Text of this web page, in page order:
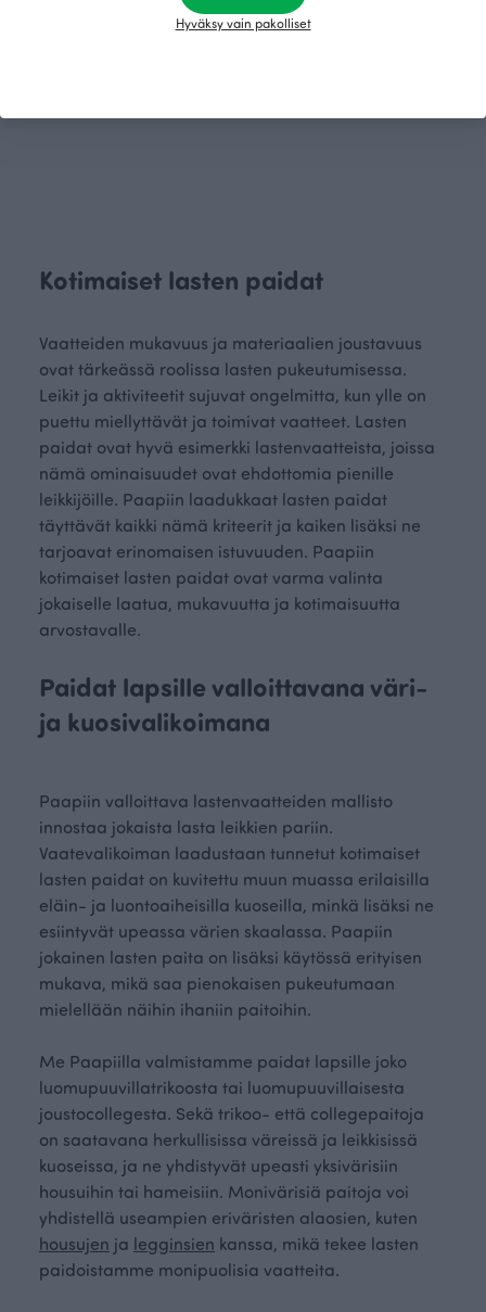
Kotimaiset lasten paidat
Vaatteiden mukavuus ja materiaalien joustavuus
ovat tärkeässä roolissa lasten pukeutumisessa.
Leikit ja aktiviteetit sujuvat ongelmitta, kun ylle on
puettu miellyttävät ja toimivat vaatteet. Lasten
paidat ovat hyvä esimerkki lastenvaatteista, joissa
nämä ominaisuudet ovat ehdottomia pienille
leikkijöille. Paapiin laadukkaat lasten paidat
täyttävät kaikki nämä kriteerit ja kaiken lisäksi ne
tarjoavat erinomaisen istuvuuden. Paapiin
kotimaiset lasten paidat ovat varma valinta
jokaiselle laatua, mukavuutta ja kotimaisuutta
arvostavalle.
Paidat lapsille valloittavana väri-
ja kuosivalikoimana
Paapiin valloittava lastenvaatteiden mallisto
innostaa jokaista lasta leikkien pariin.
Vaatevalikoiman laadustaan tunnetut kotimaiset
lasten paidat on kuvitettu muun muassa erilaisilla
eläin- ja luontoaiheisilla kuoseilla, minkä lisäksi ne
esiintyvät upeassa värien skaalassa. Paapiin
jokainen lasten paita on lisäksi käytössä erityisen
mukava, mikä saa pienokaisen pukeutumaan
mielellään näihin ihaniin paitoihin.
Me Paapiilla valmistamme paidat lapsille joko
luomupuuvillatrikoosta tai luomupuuvillaisesta
joustocollegesta. Sekä trikoo- että collegepaitoja
on saatavana herkullisissa väreissä ja leikkisissä
kuoseissa, ja ne yhdistyvät upeasti yksivärisiin
housuihin tai hameisiin. Monivärisiä paitoja voi
yhdistellä useampien eriväristen alaosien, kuten
housujen ja legginsien kanssa, mikä tekee lasten
paidoistamme monipuolisia vaatteita.
Hyväksy vain pakolliset